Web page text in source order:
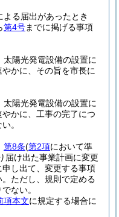
よる届出があったとき
第4号までに掲げる事項
陽光発電設備の設置に
かに、その旨を市長に
陽光発電設備の設置に
かに、工事の完了につ
。
第8条(第2項において準
届け出た事業計画に変更
し出て、変更する事項
ただし、規則で定める
ない。
項本文に規定する場合に